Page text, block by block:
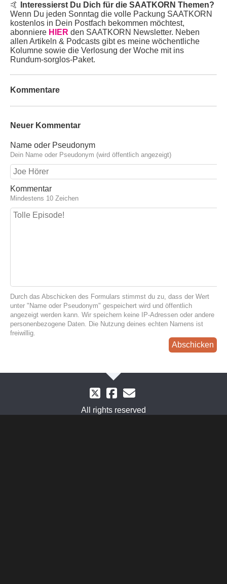
🤙
Interessierst Du Dich für die SAATKORN Themen?
Wenn Du jeden Sonntag die volle Packung SAATKORN
kostenlos in Dein Postfach bekommen möchtest,
abonniere HIER den SAATKORN Newsletter. Neben
allen Artikeln & Podcasts gibt es meine wöchentliche
Kolumne sowie die Verlosung der Woche mit ins
Rundum-sorglos-Paket.
Kommentare
Neuer Kommentar
Name oder Pseudonym
Dein Name oder Pseudonym (wird öffentlich angezeigt)
Kommentar
Mindestens 10 Zeichen
Durch das Abschicken des Formulars stimmst du zu, dass der Wert
unter "Name oder Pseudonym" gespeichert wird und öffentlich
angezeigt werden kann. Wir speichern keine IP-Adressen oder andere
personenbezogene Daten. Die Nutzung deines echten Namens ist
freiwillig.
Abschicken
All rights reserved